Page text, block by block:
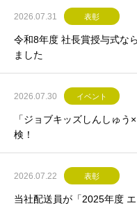
2026.07.31 表彰
令和8年度 社長賞授与式な
ました
2026.07.30 イベント
「ジョブキッズしんしゅ
検！
2026.07.22 表彰
当社配送員が「2025年度